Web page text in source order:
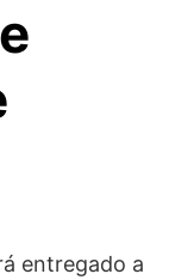
entregado a